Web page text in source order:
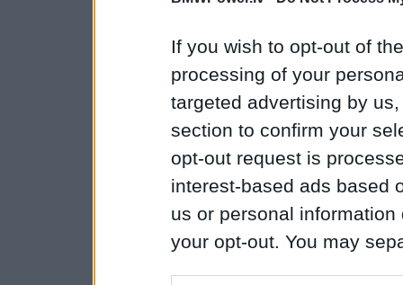
If you wish to opt-out of
processing of your
targeted advertising by
section to confirm your
opt-out request is
interest-based ads based
us or personal
your opt-out. You may